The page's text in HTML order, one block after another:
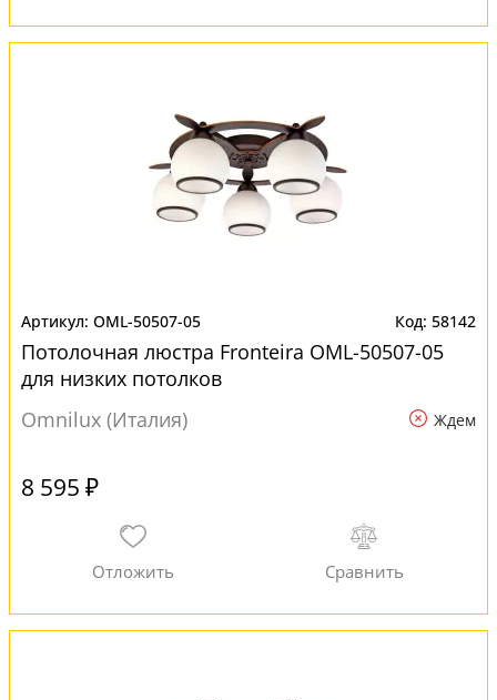
OML-50507-05 58142
Потолочная люстра Fronteira OML-50507-05
для низких потолков
Omnilux (Италия)
Ждем
8 595 ₽